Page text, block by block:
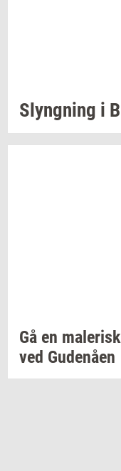
Slyng­ning i
Gå en ma­le­risk
ved Gu­denå­en